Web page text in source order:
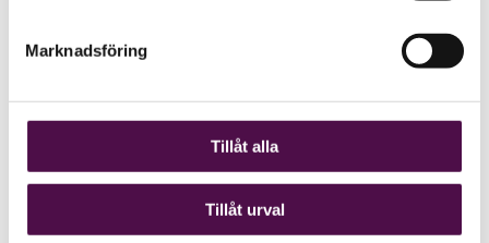
Marknadsföring
Tillåt alla
Tillåt urval